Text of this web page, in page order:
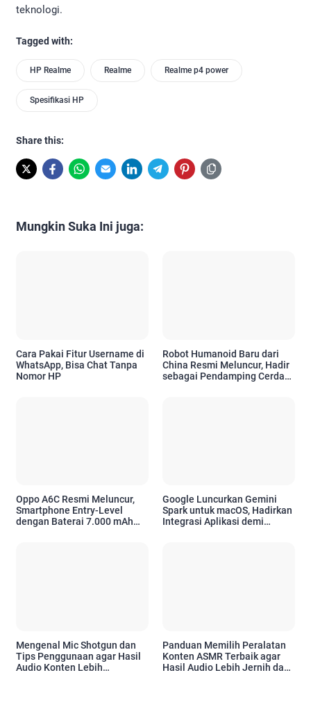
teknologi.
Tagged with:
HP Realme Realme Realme p4 power
Spesifikasi HP
Share this:
Mungkin Suka Ini juga:
Cara Pakai Fitur Username di
WhatsApp, Bisa Chat Tanpa
Nomor HP
Robot Humanoid Baru dari
China Resmi Meluncur, Hadir
sebagai Pendamping Cerdas
Oppo A6C Resmi Meluncur,
Smartphone Entry-Level
dengan Baterai 7.000 mAh
Google Luncurkan Gemini
Spark untuk macOS, Hadirkan
Integrasi Aplikasi demi
Mengenal Mic Shotgun dan
Tips Penggunaan agar Hasil
Audio Konten Lebih
Panduan Memilih Peralatan
Konten ASMR Terbaik agar
Hasil Audio Lebih Jernih dan